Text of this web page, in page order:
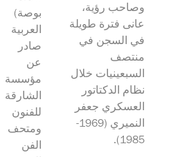
بوصة)
العربية
صادر
عن
مؤسسة
الشارقة
للفنون
ومتحف
الفن
وصاحب رؤية،
عانى فترة طويلة
في السجن في
منتصف
السبعينيات خلال
نظام الدكتاتور
العسكري جعفر
النميري (1969-
1985).